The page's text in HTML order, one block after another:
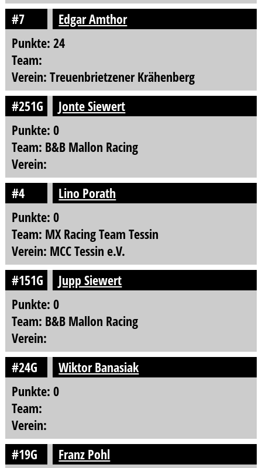
#7
Edgar Amthor
Punkte: 24
Team:
Verein: Treuenbrietzener Krähenberg
#251G
Jonte Siewert
Punkte: 0
Team: B&B Mallon Racing
Verein:
#4
Lino Porath
Punkte: 0
Team: MX Racing Team Tessin
Verein: MCC Tessin e.V.
#151G
Jupp Siewert
Punkte: 0
Team: B&B Mallon Racing
Verein:
#24G
Wiktor Banasiak
Punkte: 0
Team:
Verein:
#19G
Franz Pohl